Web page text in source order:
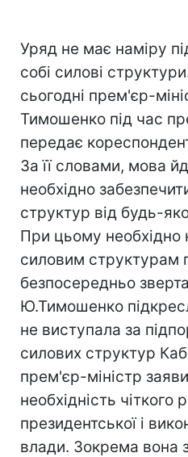
Уряд не має наміру
собі силові
сьогодні прем'єр-
Тимошенко під час
передає
За її словами, мова
необхідно
структур від будь-
При цьому необхідно
силовим структурам
безпосередньо
Ю.Тимошенко
не виступала за
силових структур
прем'єр-міністр
необхідність
президентської і
влади. Зокрема вона